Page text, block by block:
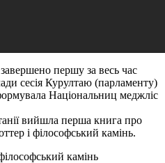
першу за весь час
сесія Курултаю (парламенту)
Національниц меджліс
вийшла перша книга про
і філософський камінь.
камінь